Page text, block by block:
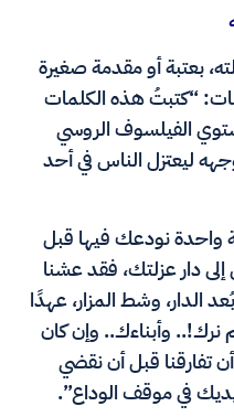
بعتبة أو مقدمة صغيرة
“كتبتُ هذه الكلمات
الفيلسوف الروسي
ليعتزل الناس في أحد
واحدة نودعك فيها قبل
دار عزلتك، فقد عشنا
الدار، وشط المزار، عهدًا
نرك!.. وأبناءك.. وإن كان
تفارقنا قبل أن نقضي
في موقف الوداع”.